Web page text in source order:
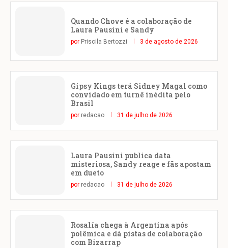
Quando Chove é a colaboração de
Laura Pausini e Sandy
por Priscila Bertozzi 3 de agosto de 2026
Gipsy Kings terá Sidney Magal como
convidado em turnê inédita pelo
Brasil
por redacao 31 de julho de 2026
Laura Pausini publica data
misteriosa, Sandy reage e fãs apostam
em dueto
por redacao 31 de julho de 2026
Rosalía chega à Argentina após
polêmica e dá pistas de colaboração
com Bizarrap